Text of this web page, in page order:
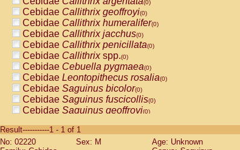
(0)
Cebidae Callithrix geoffroyi(0)
Cebidae Callithrix humeralifer(0)
Cebidae Callithrix jacchus(0)
Cebidae Callithrix penicillata(0)
Cebidae Callithrixspp.(0)
Cebidae Cebuella pygmaea(0)
Cebidae Leontopithecus rosalia(0)
Cebidae Saguinus bicolor(0)
Cebidae Saguinus fuscicollis(0)
Cebidae Saguinus geoffroyi(0)
CebidaeSaguinus labiatus(0)
Cebidae Saguinus leucopus (0)
Result-----------1 - 1 of 1
No: 02220
Sex: M
Age: Unknown